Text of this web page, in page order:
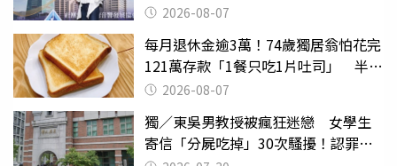
2026-08-07
每月退休金逾3萬！74歲獨居翁怕花完
121萬存款「1餐只吃1片吐司」 半年
後暴瘦嚇壞女兒
2026-08-07
獨／東吳男教授被瘋狂迷戀 女學生
寄信「分屍吃掉」30次騷擾！認罪免